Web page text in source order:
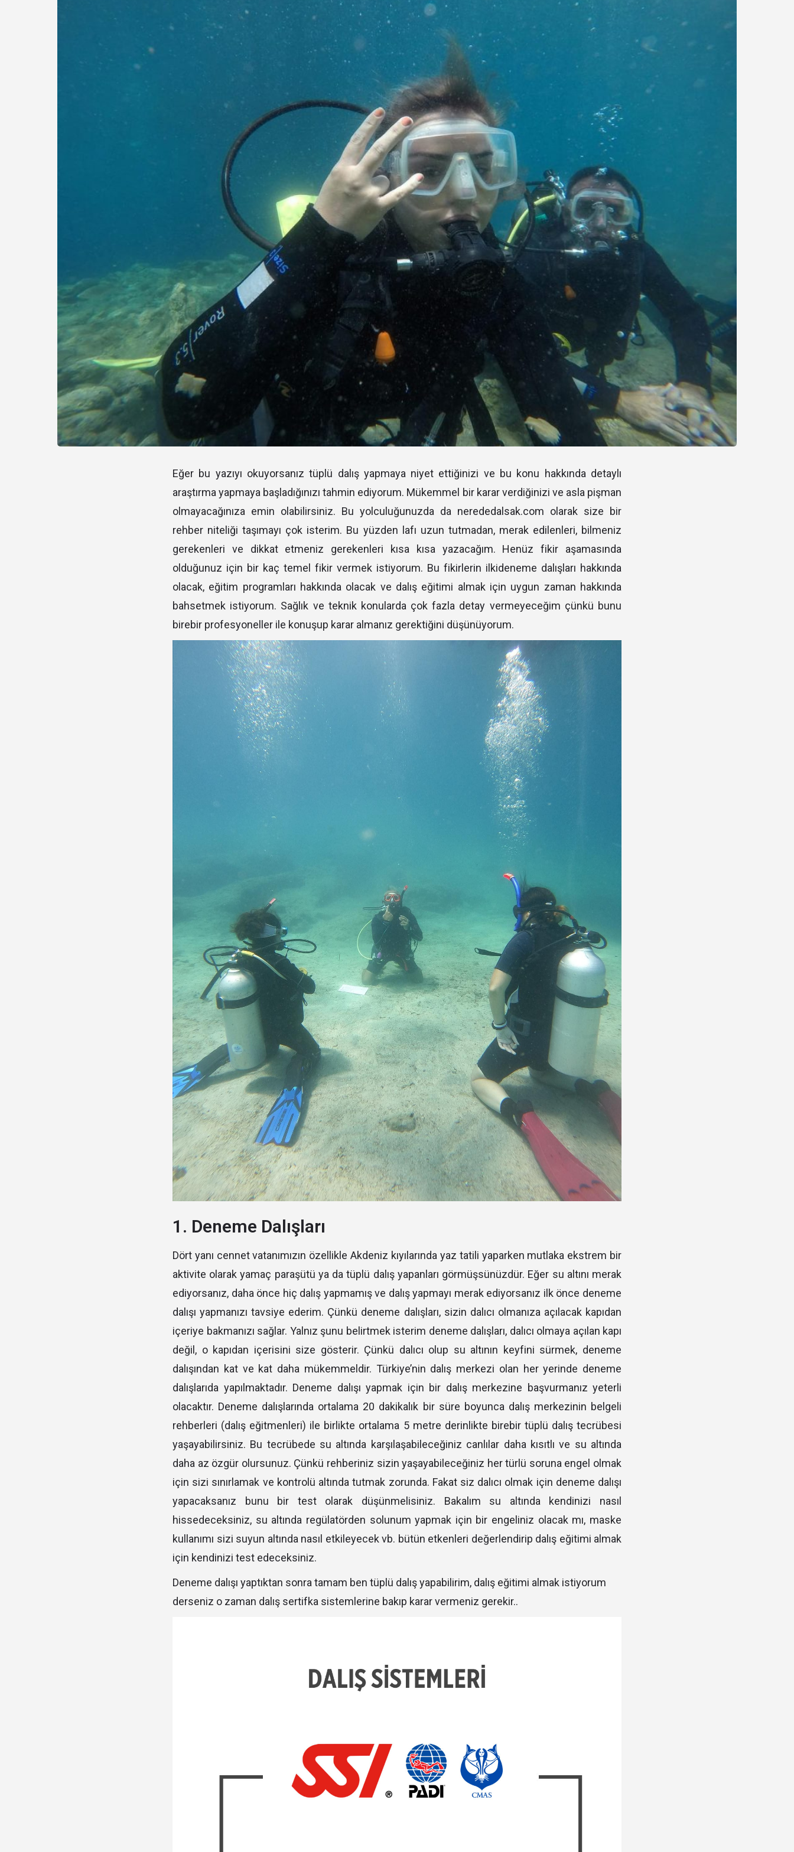
Eğer bu yazıyı okuyorsanız tüplü dalış yapmaya niyet ettiğinizi ve bu konu hakkında detaylı
araştırma yapmaya başladığınızı tahmin ediyorum. Mükemmel bir karar verdiğinizi ve asla pişman
olmayacağınıza emin olabilirsiniz. Bu yolculuğunuzda da nerededalsak.com olarak size bir
rehber niteliği taşımayı çok isterim. Bu yüzden lafı uzun tutmadan, merak edilenleri, bilmeniz
gerekenleri ve dikkat etmeniz gerekenleri kısa kısa yazacağım. Henüz fikir aşamasında
olduğunuz için bir kaç temel fikir vermek istiyorum. Bu fikirlerin ilkideneme dalışları hakkında
olacak, eğitim programları hakkında olacak ve dalış eğitimi almak için uygun zaman hakkında
bahsetmek istiyorum. Sağlık ve teknik konularda çok fazla detay vermeyeceğim çünkü bunu
birebir profesyoneller ile konuşup karar almanız gerektiğini düşünüyorum.
1. Deneme Dalışları
Dört yanı cennet vatanımızın özellikle Akdeniz kıyılarında yaz tatili yaparken mutlaka ekstrem bir
aktivite olarak yamaç paraşütü ya da tüplü dalış yapanları görmüşsünüzdür. Eğer su altını merak
ediyorsanız, daha önce hiç dalış yapmamış ve dalış yapmayı merak ediyorsanız ilk önce deneme
dalışı yapmanızı tavsiye ederim. Çünkü deneme dalışları, sizin dalıcı olmanıza açılacak kapıdan
içeriye bakmanızı sağlar. Yalnız şunu belirtmek isterim deneme dalışları, dalıcı olmaya açılan kapı
değil, o kapıdan içerisini size gösterir. Çünkü dalıcı olup su altının keyfini sürmek, deneme
dalışından kat ve kat daha mükemmeldir. Türkiye’nin dalış merkezi olan her yerinde deneme
dalışlarıda yapılmaktadır. Deneme dalışı yapmak için bir dalış merkezine başvurmanız yeterli
olacaktır. Deneme dalışlarında ortalama 20 dakikalık bir süre boyunca dalış merkezinin belgeli
rehberleri (dalış eğitmenleri) ile birlikte ortalama 5 metre derinlikte birebir tüplü dalış tecrübesi
yaşayabilirsiniz. Bu tecrübede su altında karşılaşabileceğiniz canlılar daha kısıtlı ve su altında
daha az özgür olursunuz. Çünkü rehberiniz sizin yaşayabileceğiniz her türlü soruna engel olmak
için sizi sınırlamak ve kontrolü altında tutmak zorunda. Fakat siz dalıcı olmak için deneme dalışı
yapacaksanız bunu bir test olarak düşünmelisiniz. Bakalım su altında kendinizi nasıl
hissedeceksiniz, su altında regülatörden solunum yapmak için bir engeliniz olacak mı, maske
kullanımı sizi suyun altında nasıl etkileyecek vb. bütün etkenleri değerlendirip dalış eğitimi almak
için kendinizi test edeceksiniz.
Deneme dalışı yaptıktan sonra tamam ben tüplü dalış yapabilirim, dalış eğitimi almak istiyorum
derseniz o zaman dalış sertifka sistemlerine bakıp karar vermeniz gerekir..